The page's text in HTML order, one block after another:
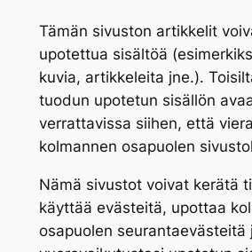
Tämän sivuston artikkelit
upotettua sisältöä
kuvia, artikkeleita jne.).
tuodun upotetun sisällön
verrattavissa siihen, että
kolmannen osapuolen
Nämä sivustot voivat kerätä
käyttää evästeitä, upottaa
osapuolen seurantaevästeitä